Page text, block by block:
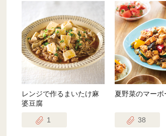
レンジで作るまいたけ麻
婆豆腐
1
夏野菜のマーボ
38